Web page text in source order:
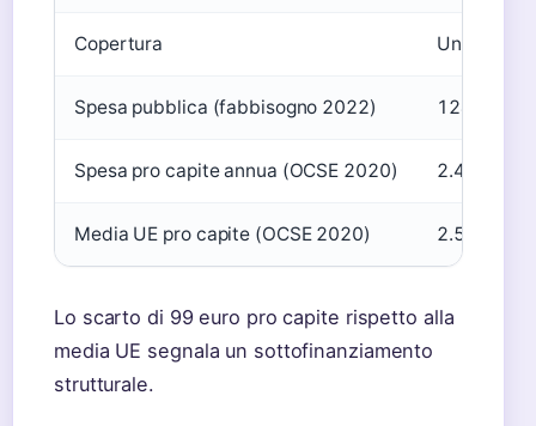
Copertura
Spesa pubblica (fabbisogno 2022) 124.061
Spesa pro capite annua (OCSE 2020) 2.473 euro
Media UE pro capite (OCSE 2020) 2.572 euro
Lo scarto di 99 euro pro capite rispetto alla
media UE segnala un sottofinanziamento
strutturale.